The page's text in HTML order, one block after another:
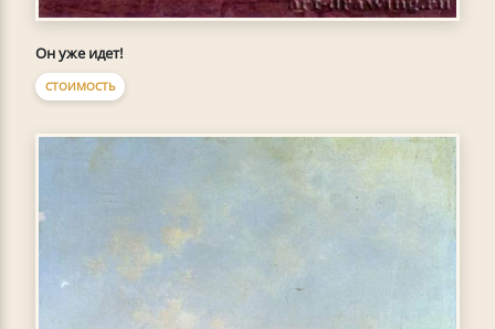
Он уже идет!
СТОИМОСТЬ